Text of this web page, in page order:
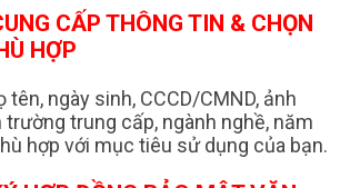
CẤP THÔNG TIN & CHỌN
HỢP
tên, ngày sinh, CCCD/CMND, ảnh
trường trung cấp, ngành nghề, năm
hợp với mục tiêu sử dụng của bạn.